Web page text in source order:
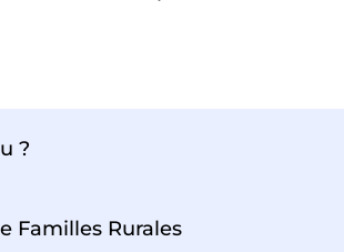
?
Familles Rurales